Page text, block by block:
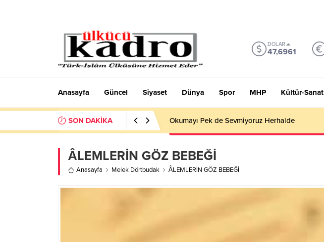
DOLAR
47,6961
Anasayfa Güncel Siyaset Dünya Spor MHP Kültür-Sanat
SON DAKİKA Okumayı Pek de Sevmiyoruz Herhalde
ÂLEMLERİN GÖZ BEBEĞİ
Anasayfa Melek Dörtbudak ÂLEMLERİN GÖZ BEBEĞİ